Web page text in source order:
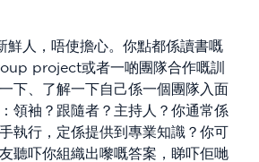
鮮人，唔使擔心。你點都係讀書嘅
project或者一啲團隊合作嘅訓
下、了解一下自己係一個團隊入面
領袖？跟隨者？主持人？你通常係
執行，定係提供到專業知識？你可
聽吓你組織出嚟嘅答案，睇吓佢哋